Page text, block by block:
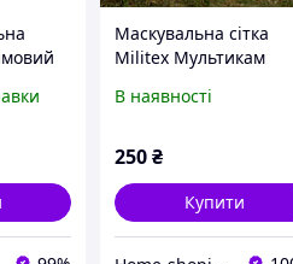
Маскувальна сітка
Militex Мультикам
В наявності
250₴
Купити